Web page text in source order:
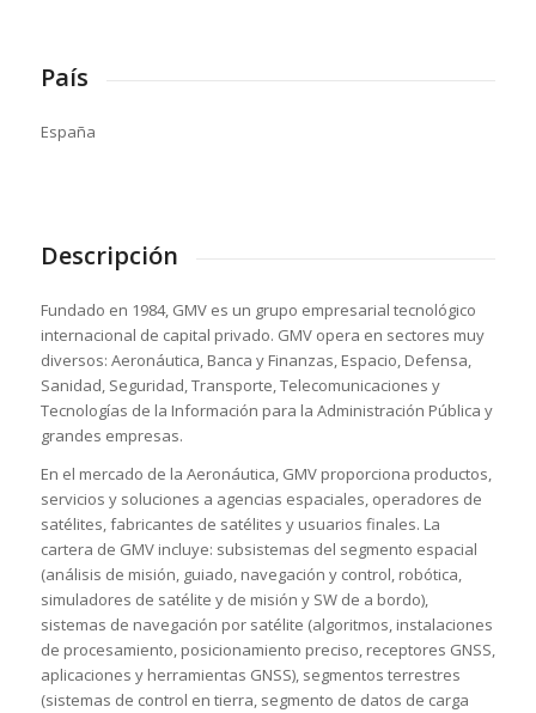
País
España
Descripción
Fundado en 1984, GMV es un grupo empresarial tecnológico
internacional de capital privado. GMV opera en sectores muy
diversos: Aeronáutica, Banca y Finanzas, Espacio, Defensa,
Sanidad, Seguridad, Transporte, Telecomunicaciones y
Tecnologías de la Información para la Administración Pública y
grandes empresas.
En el mercado de la Aeronáutica, GMV proporciona productos,
servicios y soluciones a agencias espaciales, operadores de
satélites, fabricantes de satélites y usuarios finales. La
cartera de GMV incluye: subsistemas del segmento espacial
(análisis de misión, guiado, navegación y control, robótica,
simuladores de satélite y de misión y SW de a bordo),
sistemas de navegación por satélite (algoritmos, instalaciones
de procesamiento, posicionamiento preciso, receptores GNSS,
aplicaciones y herramientas GNSS), segmentos terrestres
(sistemas de control en tierra, segmento de datos de carga